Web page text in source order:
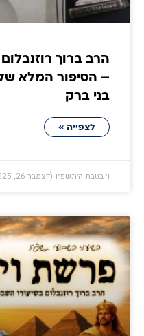
הרב ברוך
– הסיפור המלא
בני ברק
לצפייה »
ו׳ בטבת ה׳תשפ״ו (דצמבר 26, 2025)